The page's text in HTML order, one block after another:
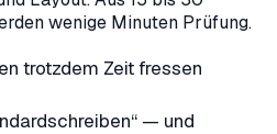
wenige Minuten Prüfung.
trotzdem Zeit fressen
— und